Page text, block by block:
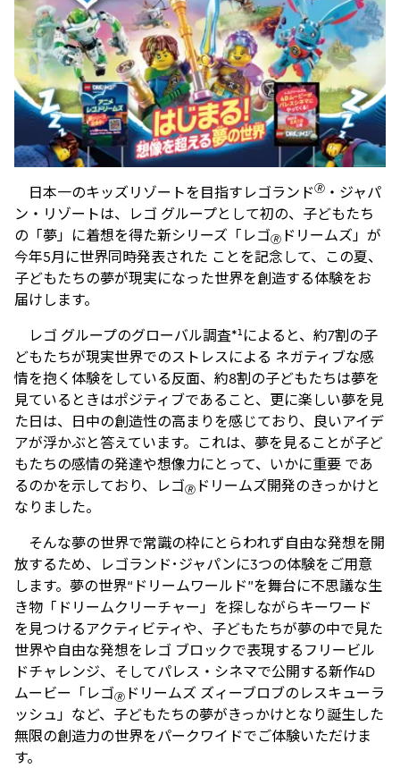
日本一のキッズリゾートを目指すレゴランド🄬 ・ジャパ
ン・リゾートは、レゴ グループとして初の、子どもたち
の「夢」に着想を得た新シリーズ「レゴ🄬 ドリームズ」が
今年5月に世界同時発表された ことを記念して、この夏、
子どもたちの夢が現実になった世界を創造する体験をお
届けします。
レゴ グループのグローバル調査*¹によると、約7割の子
どもたちが現実世界でのストレスによる ネガティブな感
情を抱く体験をしている反面、約8割の子どもたちは夢を
見ているときはポジティブであること、更に楽しい夢を見
た日は、日中の創造性の高まりを感じており、良いアイデ
アが浮かぶと答えています。これは、夢を見ることが子ど
もたちの感情の発達や想像力にとって、いかに重要 であ
るのかを示しており、レゴ🄬 ドリームズ開発のきっかけと
なりました。
そんな夢の世界で常識の枠にとらわれず自由な発想を開
放するため、レゴランド･ジャパンに3つの体験をご用意
します。夢の世界“ドリームワールド”を舞台に不思議な生
き物「ドリームクリーチャー」を探しながらキーワード
を見つけるアクティビティや、子どもたちが夢の中で見た
世界や自由な発想をレゴ ブロックで表現するフリービル
ドチャレンジ、そしてパレス・シネマで公開する新作4D
ムービー「レゴ🄬 ドリームズ ズィーブロブのレスキューラ
ッシュ」など、子どもたちの夢がきっかけとなり誕生した
無限の創造力の世界をパークワイドでご体験いただけま
す。